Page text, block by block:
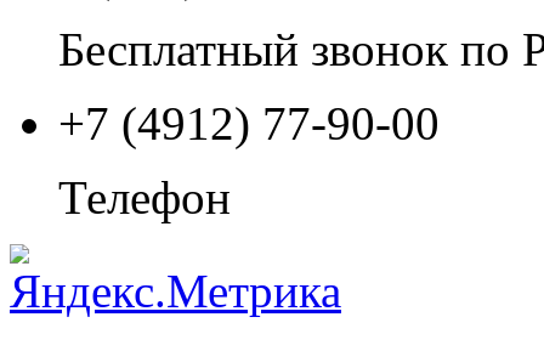
Бесплатный звонок по
+7 (4912) 77-90-00
Телефон